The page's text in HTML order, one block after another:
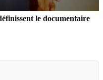
le documentaire